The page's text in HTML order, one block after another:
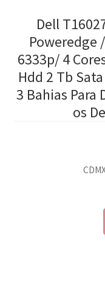
Dell
Poweredge
6333p/ 4
Hdd 2 Tb
3 Bahias Para
os